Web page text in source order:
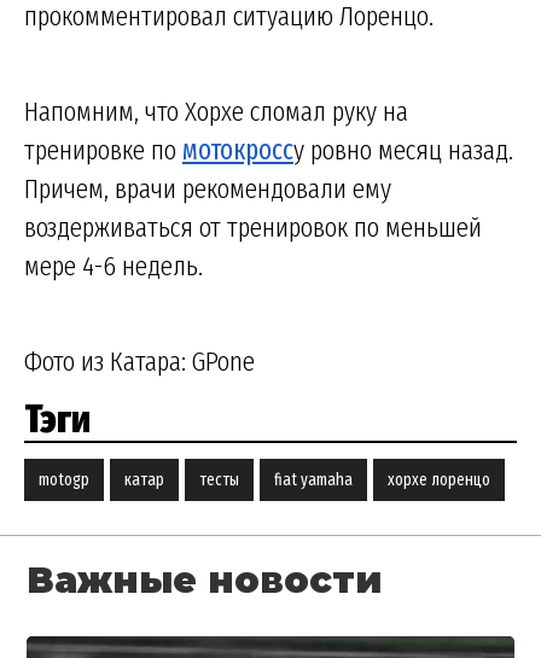
прокомментировал ситуацию Лоренцо.
Напомним, что Хорхе сломал руку на
тренировке по мотокроссу ровно месяц назад.
Причем, врачи рекомендовали ему
воздерживаться от тренировок по меньшей
мере 4-6 недель.
Фото из Катара: GPone
Тэги
motogp катар тесты fiat yamaha хорхе лоренцо
Важные новости